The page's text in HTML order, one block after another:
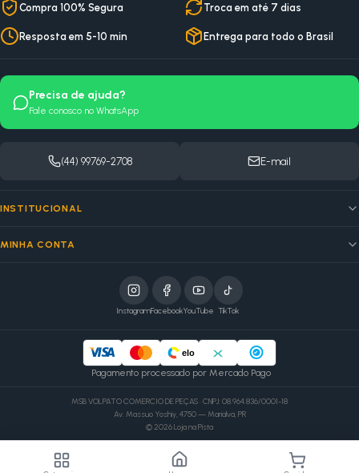
Compra 100% Segura Troca em até 7 dias
Resposta em 5-10 min Entrega para todo o Brasil
Precisa de ajuda?
Fale conosco no WhatsApp
(44) 99769-2708 E-mail
INSTITUCIONAL
MINHA CONTA
InstagramFacebookYouTube TikTok
elo
Pagamento processado por Mercado Pago
MSB VOLPATO COMERCIO DE PEÇAS · CNPJ: 08.964.836/0001-18
Av. Massuo Yoshiy, 4750 — Marialva, PR
©2026Loja na Pista